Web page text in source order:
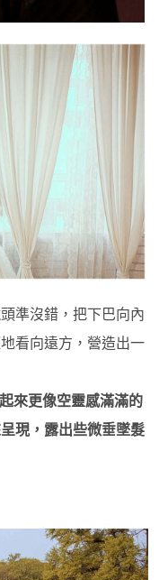
準沒錯，把下巴向內
看向遠方，營造出一
來更像空靈感滿滿的
現，露出些微垂墜髮